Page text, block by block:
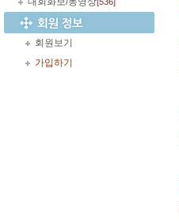
회원보기
가입하기